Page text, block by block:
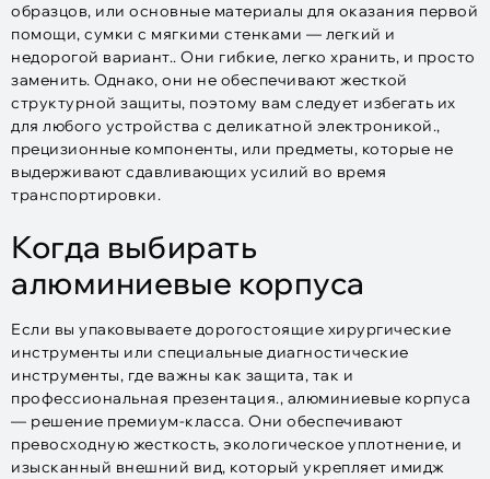
образцов, или основные материалы для оказания первой
помощи, сумки с мягкими стенками — легкий и
недорогой вариант.. Они гибкие, легко хранить, и просто
заменить. Однако, они не обеспечивают жесткой
структурной защиты, поэтому вам следует избегать их
для любого устройства с деликатной электроникой.,
прецизионные компоненты, или предметы, которые не
выдерживают сдавливающих усилий во время
транспортировки.
Когда выбирать
алюминиевые корпуса
Если вы упаковываете дорогостоящие хирургические
инструменты или специальные диагностические
инструменты, где важны как защита, так и
профессиональная презентация., алюминиевые корпуса
— решение премиум-класса. Они обеспечивают
превосходную жесткость, экологическое уплотнение, и
изысканный внешний вид, который укрепляет имидж